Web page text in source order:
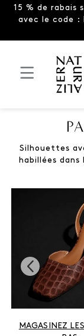
15 % de rabais
avec le code :
Silhouettes
habillées dans
MAGASINEZ